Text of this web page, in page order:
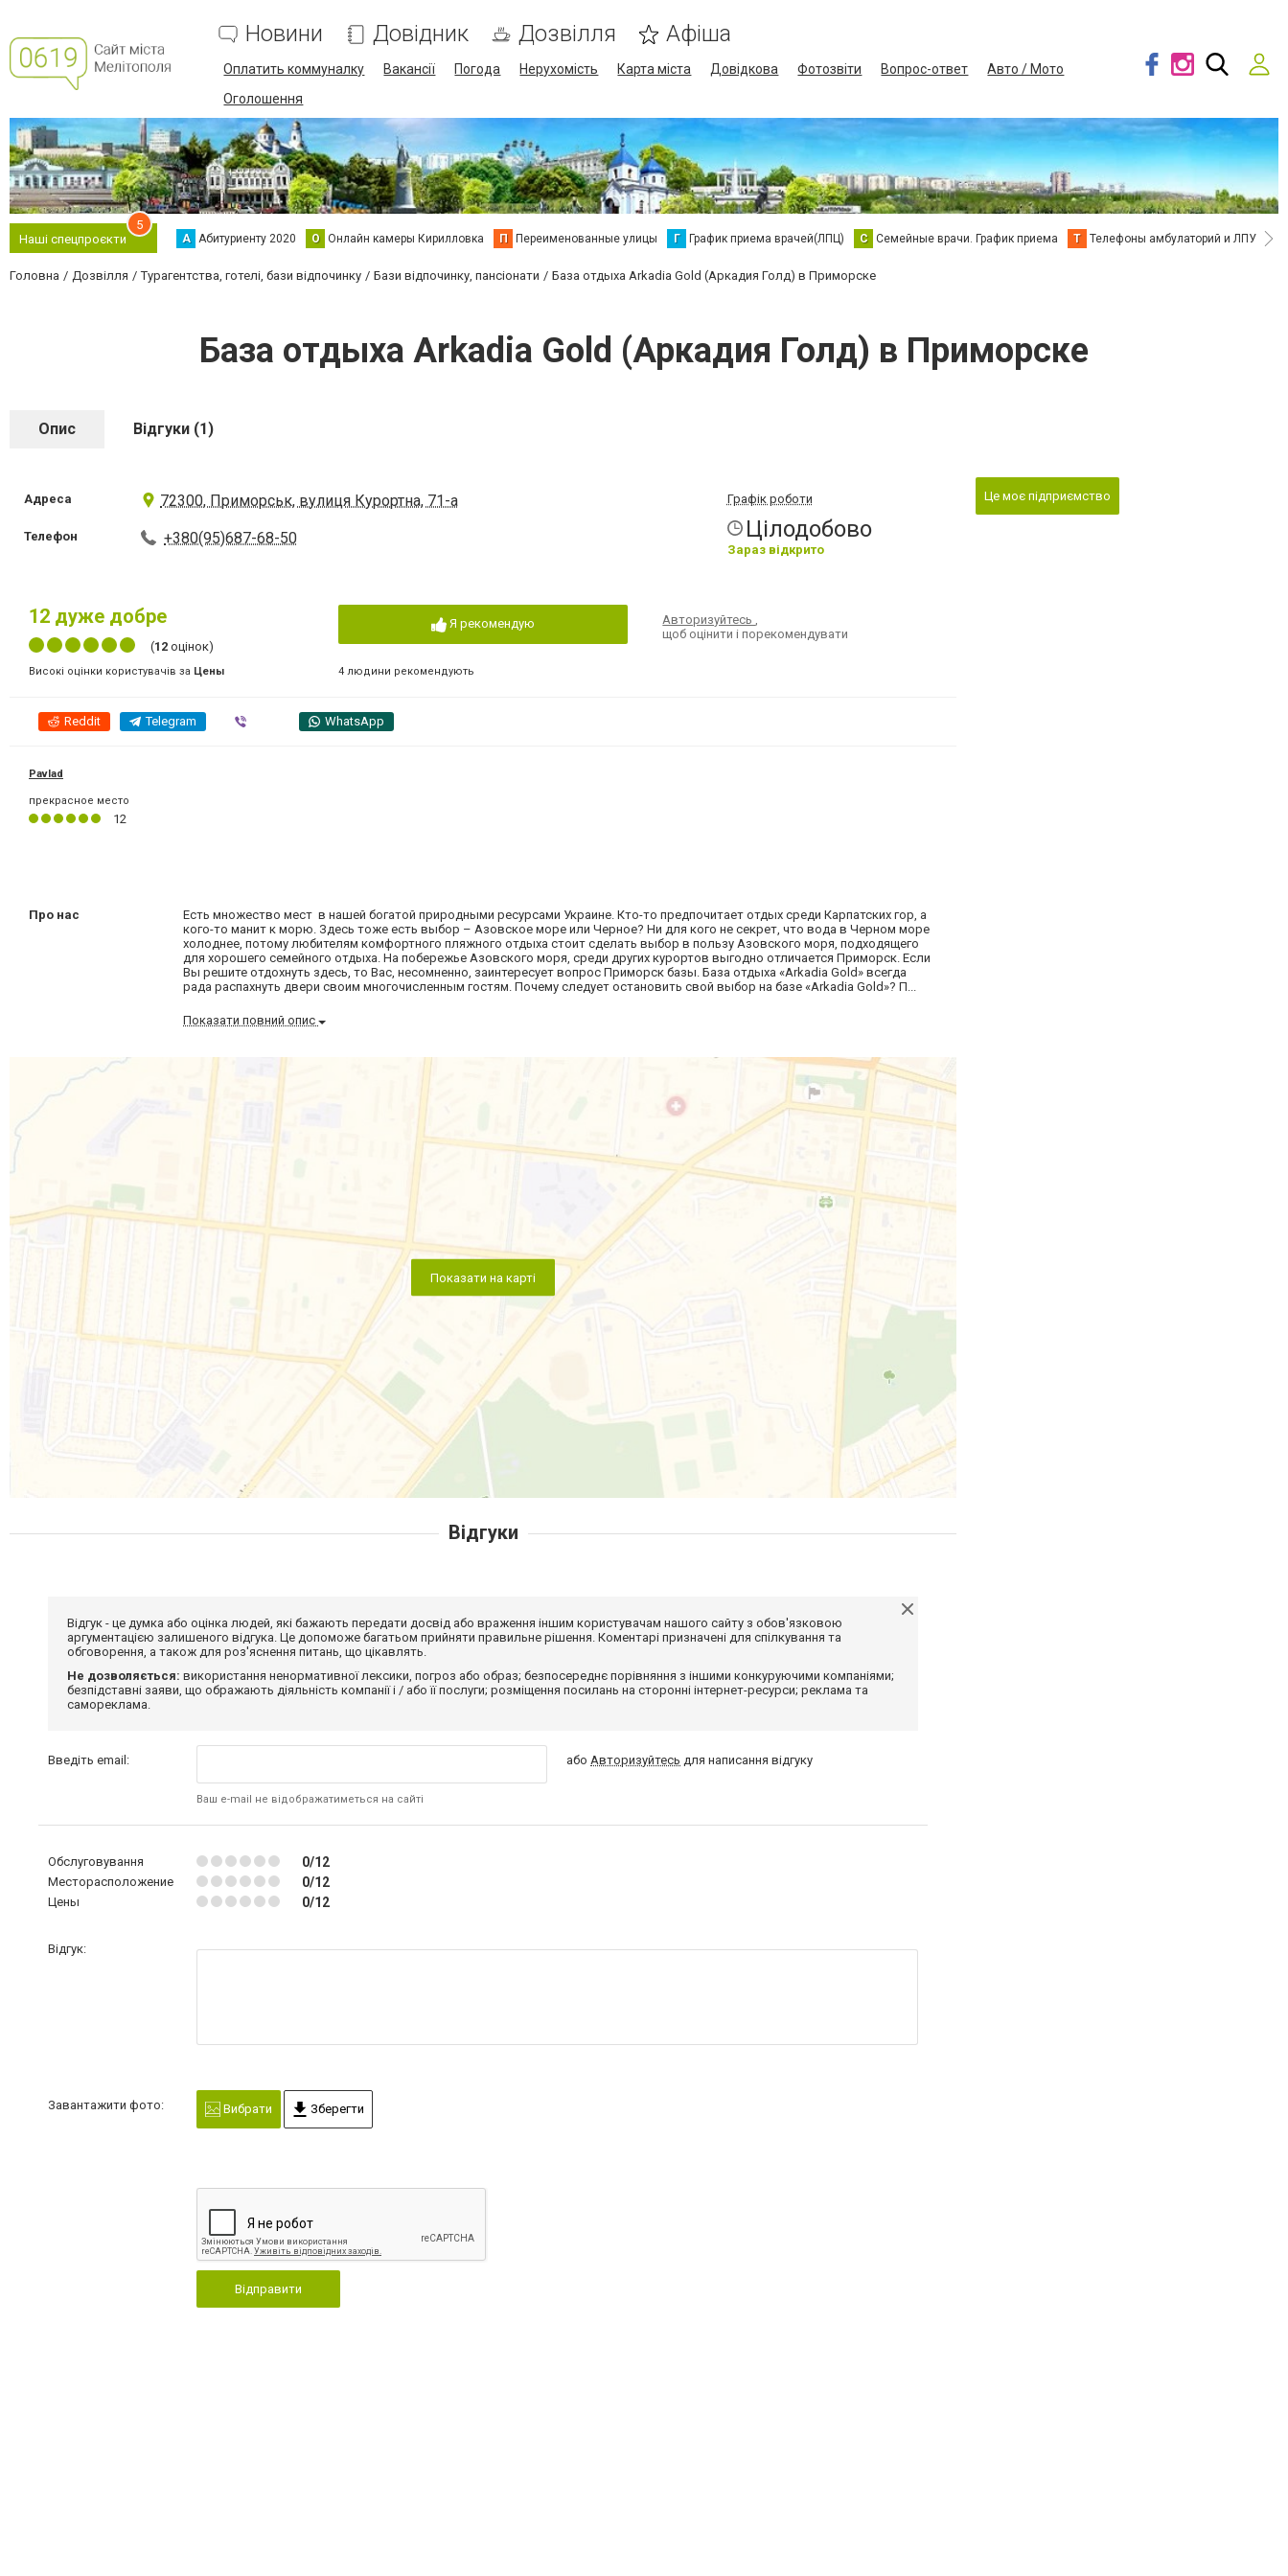
Новини Довідник Дозвілля Афіша
Оплатить коммуналку Вакансії Погода Нерухомість Карта міста Довідкова Фотозвіти Вопрос-ответ
Авто / Мото
Оголошення
Наші спецпроєкти
5
А Абитуриенту 2020 О Онлайн камеры Кирилловка П Переименованные улицы Г График приема врачей(ЛПЦ) С Семейные врачи. График приема Т Телефоны амбулаторий и ЛПУ В
Головна Дозвілля Турагентства, готелі, бази відпочинку Бази відпочинку, пансіонати База отдыха Arkadia Gold (Аркадия Голд) в Приморске
База отдыха Arkadia Gold (Аркадия Голд) в Приморске
Опис Відгуки (1)
Адреса 72300, Приморськ, вулиця Курортна, 71-а
Телефон +380(95)687-68-50
Графік роботи
Цілодобово
Зараз відкрито
12 дуже добре
(12 оцінок)
Високі оцінки користувачів за Цены
Я рекомендую
4 людини рекомендують
Авторизуйтесь,
щоб оцінити і порекомендувати
Reddit Telegram WhatsApp
Pavlad
прекрасное место
12
Про нас
Есть множество мест в нашей богатой природными ресурсами Украине. Кто-то предпочитает отдых среди Карпатских гор, а
кого-то манит к морю. Здесь тоже есть выбор – Азовское море или Черное? Ни для кого не секрет, что вода в Черном море
холоднее, потому любителям комфортного пляжного отдыха стоит сделать выбор в пользу Азовского моря, подходящего
для хорошего семейного отдыха. На побережье Азовского моря, среди других курортов выгодно отличается Приморск. Если
Вы решите отдохнуть здесь, то Вас, несомненно, заинтересует вопрос Приморск базы. База отдыха «Arkadia Gold» всегда
рада распахнуть двери своим многочисленным гостям. Почему следует остановить свой выбор на базе «Arkadia Gold»? П...
Показати повний опис
Показати на карті
Це моє підприємство
Відгуки
Відгук - це думка або оцінка людей, які бажають передати досвід або враження іншим користувачам нашого сайту з обов'язковою
аргументацією залишеного відгука. Це допоможе багатьом прийняти правильне рішення. Коментарі призначені для спілкування та
обговорення, а також для роз'яснення питань, що цікавлять.
Не дозволяється: використання ненормативної лексики, погроз або образ; безпосереднє порівняння з іншими конкуруючими компаніями;
безпідставні заяви, що ображають діяльність компанії і / або її послуги; розміщення посилань на сторонні інтернет-ресурси; реклама та
самореклама.
Введіть email:
Ваш e-mail не відображатиметься на сайті
або Авторизуйтесь для написання відгуку
Обслуговування 0/12
Месторасположение 0/12
Цены 0/12
Відгук:
Завантажити фото: Вибрати Зберегти
Відправити